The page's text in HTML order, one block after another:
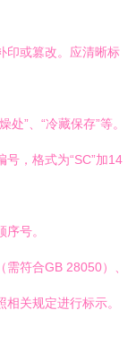
印或篡改。应清晰标
处”、“冷藏保存”等。
号，格式为“SC”加14
号。
符合GB 28050）、
关规定进行标示。